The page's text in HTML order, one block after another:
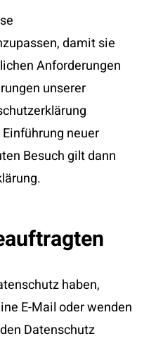
damit sie
Anforderungen
unserer
neuer
Besuch gilt dann
haben,
E-Mail oder wenden
Datenschutz